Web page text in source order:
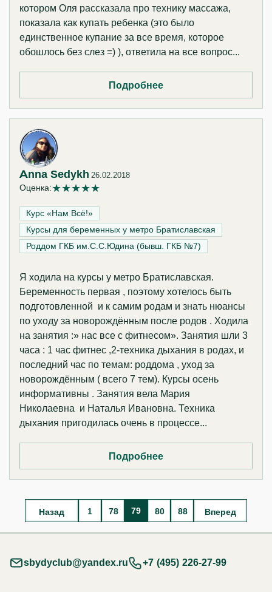
котором Оля рассказала про технику массажа,
показала как купать ребенка (это было
единственное купание за все время, которое
обошлось без слез =) ), ответила на все вопрос...
Подробнее
Anna Sedykh 26.02.2018
Оценка:★★★★★
Курс «Нам Всё!»‎
Курсы для беременных у метро Братиславская
Роддом ГКБ им.С.С.Юдина (бывш. ГКБ №7)
Я ходила на курсы у метро Братиславская.
Беременность первая , поэтому хотелось быть
подготовленной и к самим родам и знать нюансы
по уходу за новорождённым после родов . Ходила
на занятия :» нас все с фитнесом». Занятия шли 3
часа : 1 час фитнес ,2-техника дыхания в родах, и
последний час по темам: роддома , уход за
новорождённым ( всего 7 тем). Курсы осень
информативны . Занятия вела Мария
Николаевна и Наталья Ивановна. Техника
дыхания пригодилась очень в процессе...
Подробнее
Назад 1 78 79 80 88 Вперед
sbydyclub@yandex.ru +7 (495) 226-27-99